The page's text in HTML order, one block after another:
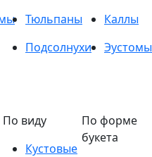
Тюльпаны
Каллы
Подсолнухи
Эустомы
По виду
Кустовые
По форме
букета